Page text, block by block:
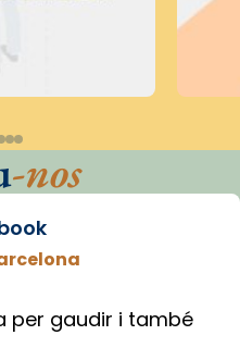
-nos
per gaudir i també